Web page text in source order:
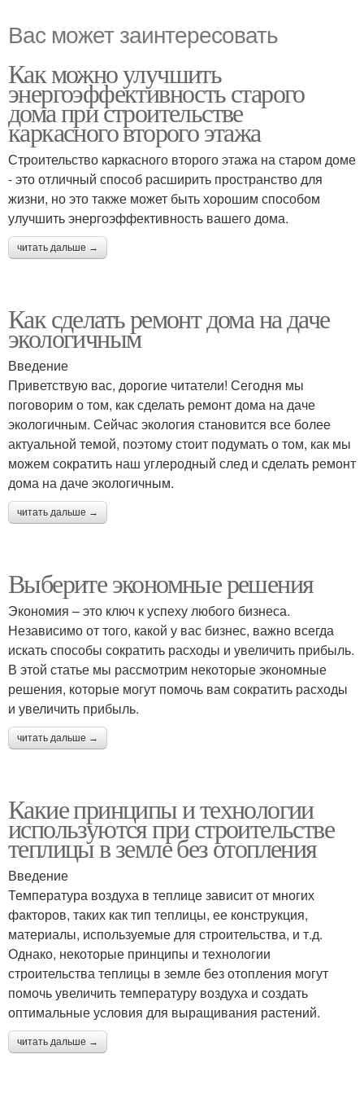
Вас может заинтересовать
Как можно улучшить
энергоэффективность старого
дома при строительстве
каркасного второго этажа
Строительство каркасного второго этажа на старом доме
- это отличный способ расширить пространство для
жизни, но это также может быть хорошим способом
улучшить энергоэффективность вашего дома.
читать дальше →
Как сделать ремонт дома на даче
экологичным
Введение
Приветствую вас, дорогие читатели! Сегодня мы
поговорим о том, как сделать ремонт дома на даче
экологичным. Сейчас экология становится все более
актуальной темой, поэтому стоит подумать о том, как мы
можем сократить наш углеродный след и сделать ремонт
дома на даче экологичным.
читать дальше →
Выберите экономные решения
Экономия – это ключ к успеху любого бизнеса.
Независимо от того, какой у вас бизнес, важно всегда
искать способы сократить расходы и увеличить прибыль.
В этой статье мы рассмотрим некоторые экономные
решения, которые могут помочь вам сократить расходы
и увеличить прибыль.
читать дальше →
Какие принципы и технологии
используются при строительстве
теплицы в земле без отопления
Введение
Температура воздуха в теплице зависит от многих
факторов, таких как тип теплицы, ее конструкция,
материалы, используемые для строительства, и т.д.
Однако, некоторые принципы и технологии
строительства теплицы в земле без отопления могут
помочь увеличить температуру воздуха и создать
оптимальные условия для выращивания растений.
читать дальше →